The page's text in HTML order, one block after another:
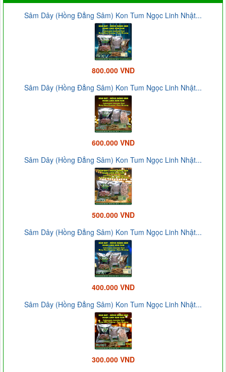
Sâm Dây (Hồng Đẳng Sâm) Kon Tum Ngọc Linh Nhật...
800.000 VND
Sâm Dây (Hồng Đẳng Sâm) Kon Tum Ngọc Linh Nhật...
600.000 VND
Sâm Dây (Hồng Đẳng Sâm) Kon Tum Ngọc Linh Nhật...
500.000 VND
Sâm Dây (Hồng Đẳng Sâm) Kon Tum Ngọc Linh Nhật...
400.000 VND
Sâm Dây (Hồng Đẳng Sâm) Kon Tum Ngọc Linh Nhật...
300.000 VND